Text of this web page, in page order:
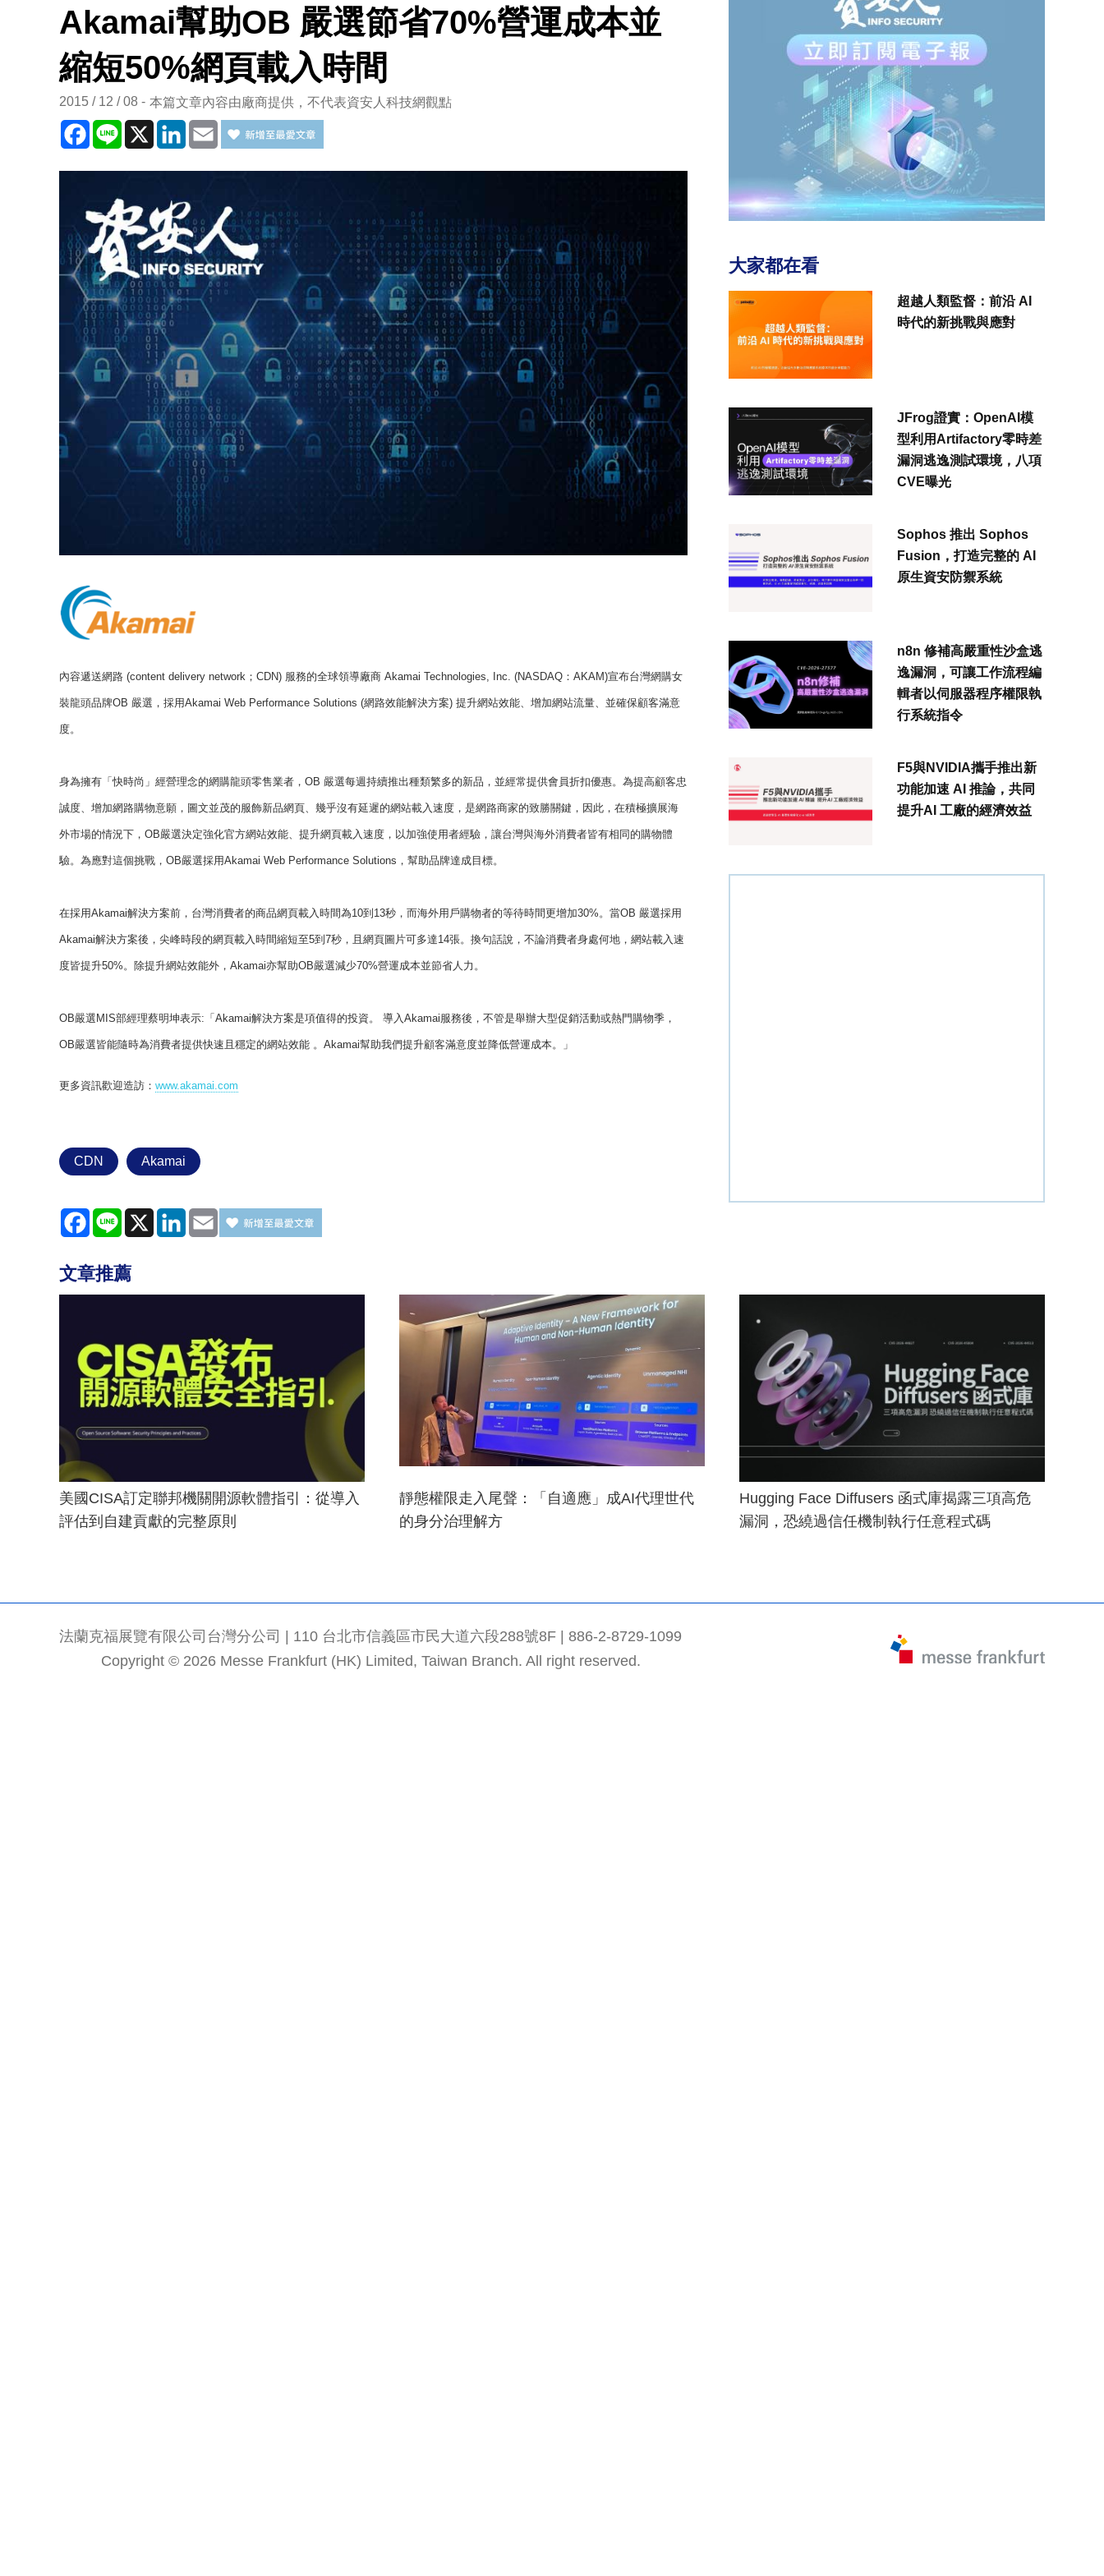
Akamai幫助OB 嚴選節省70%營運成本並
縮短50%網頁載入時間
2015 / 12 / 08 本篇文章內容由廠商提供，不代表資安人科技網觀點
Facebook
Line X LinkedInEmail
內容遞送網路 (content delivery network；CDN) 服務的全球領導廠商 Akamai Technologies, Inc. (NASDAQ：AKAM)宣布台灣網購女
裝龍頭品牌OB 嚴選，採用Akamai Web Performance Solutions (網路效能解決方案) 提升網站效能、增加網站流量、並確保顧客滿意
度。
身為擁有「快時尚」經營理念的網購龍頭零售業者，OB 嚴選每週持續推出種類繁多的新品，並經常提供會員折扣優惠。為提高顧客忠
誠度、增加網路購物意願，圖文並茂的服飾新品網頁、幾乎沒有延遲的網站載入速度，是網路商家的致勝關鍵，因此，在積極擴展海
外市場的情況下，OB嚴選決定強化官方網站效能、提升網頁載入速度，以加強使用者經驗，讓台灣與海外消費者皆有相同的購物體
驗。為應對這個挑戰，OB嚴選採用Akamai Web Performance Solutions，幫助品牌達成目標。
在採用Akamai解決方案前，台灣消費者的商品網頁載入時間為10到13秒，而海外用戶購物者的等待時間更增加30%。當OB 嚴選採用
Akamai解決方案後，尖峰時段的網頁載入時間縮短至5到7秒，且網頁圖片可多達14張。換句話說，不論消費者身處何地，網站載入速
度皆提升50%。除提升網站效能外，Akamai亦幫助OB嚴選減少70%營運成本並節省人力。
OB嚴選MIS部經理蔡明坤表示:「Akamai解決方案是項值得的投資。 導入Akamai服務後，不管是舉辦大型促銷活動或熱門購物季，
OB嚴選皆能隨時為消費者提供快速且穩定的網站效能 。Akamai幫助我們提升顧客滿意度並降低營運成本。」
更多資訊歡迎造訪： www.akamai.com
CDN Akamai
Facebook
Line X LinkedInEmail
大家都在看
超越人類監督：前沿 AI
時代的新挑戰與應對
JFrog證實：OpenAI模
型利用Artifactory零時差
漏洞逃逸測試環境，八項
CVE曝光
Sophos 推出 Sophos
Fusion，打造完整的 AI
原生資安防禦系統
n8n 修補高嚴重性沙盒逃
逸漏洞，可讓工作流程編
輯者以伺服器程序權限執
行系統指令
F5與NVIDIA攜手推出新
功能加速 AI 推論，共同
提升AI 工廠的經濟效益
文章推薦
美國CISA訂定聯邦機關開源軟體指引：從導入
評估到自建貢獻的完整原則
靜態權限走入尾聲：「自適應」成AI代理世代
的身分治理解方
Hugging Face Diffusers 函式庫揭露三項高危
漏洞，恐繞過信任機制執行任意程式碼
法蘭克福展覽有限公司台灣分公司 | 110 台北市信義區市民大道六段288號8F | 886-2-8729-1099
Copyright © 2026 Messe Frankfurt (HK) Limited, Taiwan Branch. All right reserved.